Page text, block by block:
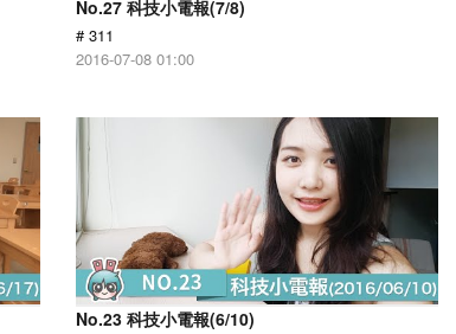
No.27 科技小電報(7/8)
# 311
2016-07-08 01:00
No.23 科技小電報(6/10)